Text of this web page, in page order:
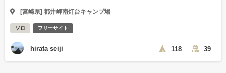
[宮崎県] 都井岬南灯台キャンプ場
ソロ フリーサイト
hirata seiji 118 39